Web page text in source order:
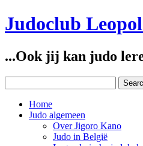
Judoclub
...Ook jij kan judo
Home
Judo algemeen
Over Jigoro Kano
Judo in België